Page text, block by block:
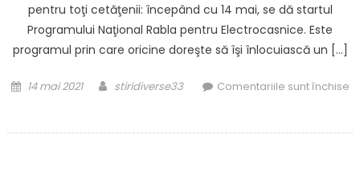
pentru toţi cetăţenii: începând cu 14 mai, se dă startul
Programului Naţional Rabla pentru Electrocasnice. Este
programul prin care oricine doreşte să îşi înlocuiască un […]
Posted
14 mai 2021 Author
stiridiverse33
Comentariile sunt închise